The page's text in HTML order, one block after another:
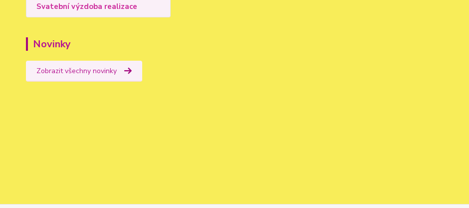
Svatební výzdoba realizace
Novinky
Zobrazit všechny novinky